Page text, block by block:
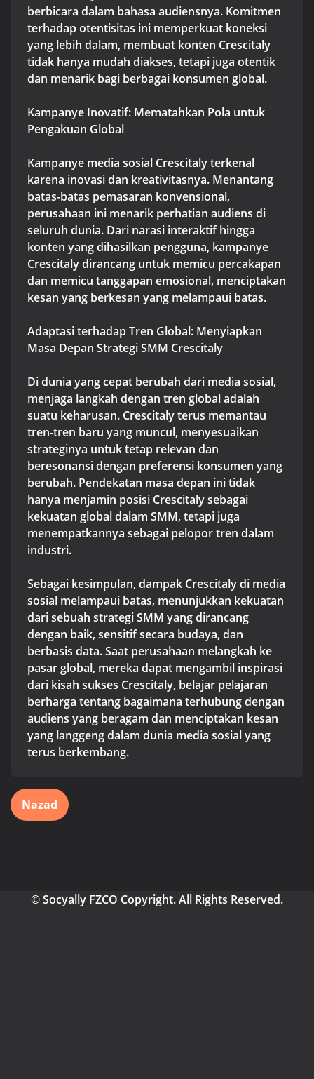
berbicara dalam bahasa audiensnya. Komitmen
terhadap otentisitas ini memperkuat koneksi
yang lebih dalam, membuat konten Crescitaly
tidak hanya mudah diakses, tetapi juga otentik
dan menarik bagi berbagai konsumen global.
Kampanye Inovatif: Mematahkan Pola untuk
Pengakuan Global
Kampanye media sosial Crescitaly terkenal
karena inovasi dan kreativitasnya. Menantang
batas-batas pemasaran konvensional,
perusahaan ini menarik perhatian audiens di
seluruh dunia. Dari narasi interaktif hingga
konten yang dihasilkan pengguna, kampanye
Crescitaly dirancang untuk memicu percakapan
dan memicu tanggapan emosional, menciptakan
kesan yang berkesan yang melampaui batas.
Adaptasi terhadap Tren Global: Menyiapkan
Masa Depan Strategi SMM Crescitaly
Di dunia yang cepat berubah dari media sosial,
menjaga langkah dengan tren global adalah
suatu keharusan. Crescitaly terus memantau
tren-tren baru yang muncul, menyesuaikan
strateginya untuk tetap relevan dan
beresonansi dengan preferensi konsumen yang
berubah. Pendekatan masa depan ini tidak
hanya menjamin posisi Crescitaly sebagai
kekuatan global dalam SMM, tetapi juga
menempatkannya sebagai pelopor tren dalam
industri.
Sebagai kesimpulan, dampak Crescitaly di media
sosial melampaui batas, menunjukkan kekuatan
dari sebuah strategi SMM yang dirancang
dengan baik, sensitif secara budaya, dan
berbasis data. Saat perusahaan melangkah ke
pasar global, mereka dapat mengambil inspirasi
dari kisah sukses Crescitaly, belajar pelajaran
berharga tentang bagaimana terhubung dengan
audiens yang beragam dan menciptakan kesan
yang langgeng dalam dunia media sosial yang
terus berkembang.
Nazad
© Socyally FZCO Copyright. All Rights Reserved.